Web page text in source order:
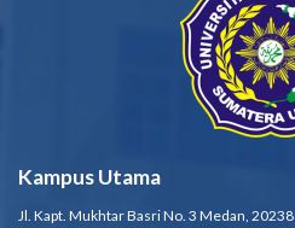
Kampus Utama
Jl. Kapt. Mukhtar Basri No. 3 Medan, 20238